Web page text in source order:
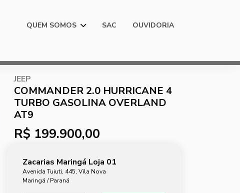
QUEM SOMOS SAC OUVIDORIA
JEEP
COMMANDER 2.0 HURRICANE 4
TURBO GASOLINA OVERLAND
AT9
R$ 199.900,00
Zacarias Maringá Loja 01
Avenida Tuiuti, 445, Vila Nova
Maringá / Paraná